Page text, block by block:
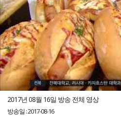
2017년 08월 16일 방송 전체 영상
방송일 : 2017-08-16